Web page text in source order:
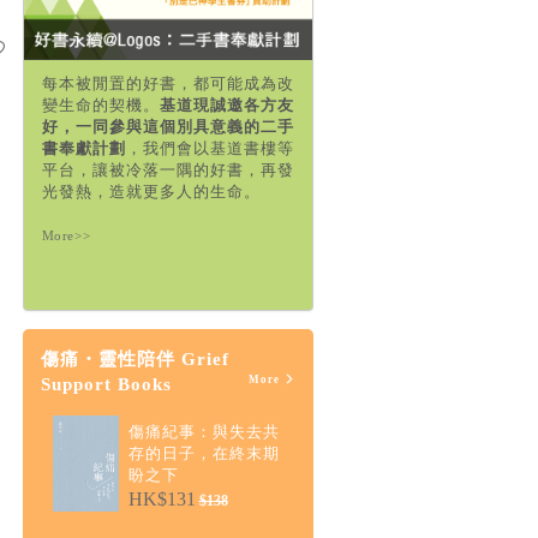
每本被閒置的好書，都可能成為改
變生命的契機。 基道現誠邀各方友
好，一同參與這個別具意義的二手
書奉獻計劃 ，我們會以基道書樓等
平台，讓被冷落一隅的好書，再發
光發熱，造就更多人的生命。
More>>
傷痛・靈性陪伴 Grief
Support Books
More
傷痛紀事：與失去共
存的日子，在終末期
盼之下
HK$131 $138